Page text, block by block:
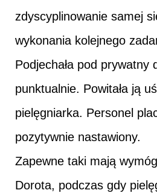
zdyscyplinowanie samej
wykonania kolejnego
Podjechała pod prywatny
punktualnie. Powitała ją
pielęgniarka. Personel
pozytywnie nastawiony.
Zapewne taki mają
Dorota, podczas gdy